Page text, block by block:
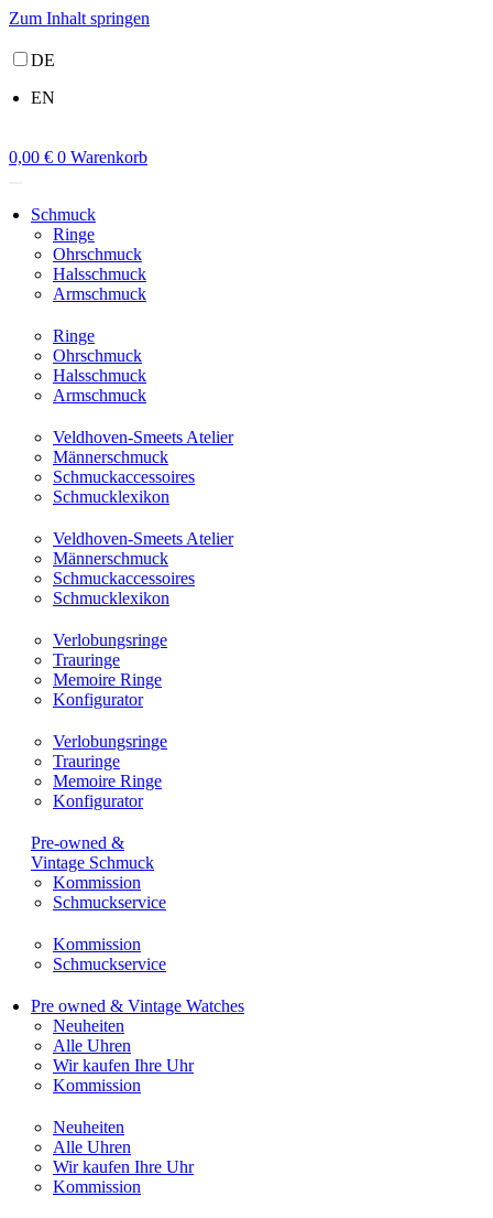
Zum Inhalt springen
DE
EN
0,00 € 0 Warenkorb
Schmuck
Ringe
Ohrschmuck
Halsschmuck
Armschmuck
Ringe
Ohrschmuck
Halsschmuck
Armschmuck
Veldhoven-Smeets Atelier
Männerschmuck
Schmuckaccessoires
Schmucklexikon
Veldhoven-Smeets Atelier
Männerschmuck
Schmuckaccessoires
Schmucklexikon
Verlobungsringe
Trauringe
Memoire Ringe
Konfigurator
Verlobungsringe
Trauringe
Memoire Ringe
Konfigurator
Pre-owned &
Vintage Schmuck
Kommission
Schmuckservice
Kommission
Schmuckservice
Pre owned & Vintage Watches
Neuheiten
Alle Uhren
Wir kaufen Ihre Uhr
Kommission
Neuheiten
Alle Uhren
Wir kaufen Ihre Uhr
Kommission